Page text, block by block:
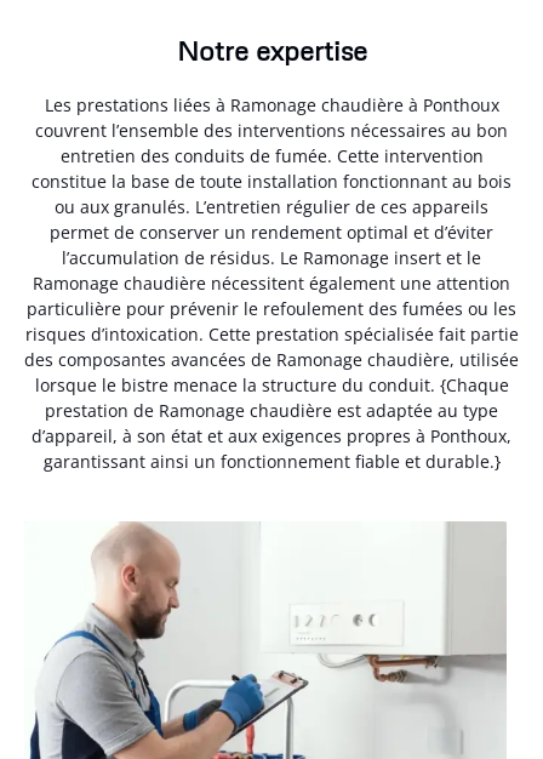
Notre expertise
Les prestations liées à Ramonage chaudière à Ponthoux
couvrent l’ensemble des interventions nécessaires au bon
entretien des conduits de fumée. Cette intervention
constitue la base de toute installation fonctionnant au bois
ou aux granulés. L’entretien régulier de ces appareils
permet de conserver un rendement optimal et d’éviter
l’accumulation de résidus. Le Ramonage insert et le
Ramonage chaudière nécessitent également une attention
particulière pour prévenir le refoulement des fumées ou les
risques d’intoxication. Cette prestation spécialisée fait partie
des composantes avancées de Ramonage chaudière, utilisée
lorsque le bistre menace la structure du conduit. {Chaque
prestation de Ramonage chaudière est adaptée au type
d’appareil, à son état et aux exigences propres à Ponthoux,
garantissant ainsi un fonctionnement fiable et durable.}